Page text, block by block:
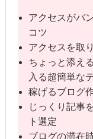
アクセスがバ
コツ
アクセスを取
ちょっと添え
入る超簡単な
稼げるブログ
じっくり記事
ト選定
ブログの滞在